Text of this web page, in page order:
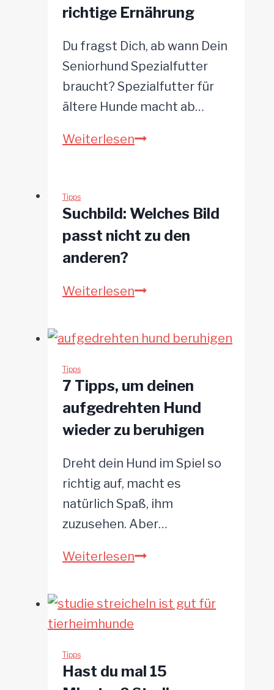
richtige Ernährung
Du fragst Dich, ab wann Dein
Seniorhund Spezialfutter
braucht? Spezialfutter für
ältere Hunde macht ab…
WeiterlesenWann
Spezialfutter?
Anzeichen
für
richtige
Tipps
Suchbild: Welches Bild
passt nicht zu den
anderen?
WeiterlesenSuchbild:
Bild
zu
den
anderen?
Tipps
7 Tipps, um deinen
aufgedrehten Hund
wieder zu beruhigen
Dreht dein Hund im Spiel so
richtig auf, macht es
natürlich Spaß, ihm
zuzusehen. Aber…
Weiterlesen7
um
wieder
Tipps
Hast du mal 15